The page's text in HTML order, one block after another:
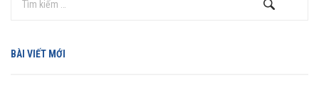
BÀI VIẾT MỚI